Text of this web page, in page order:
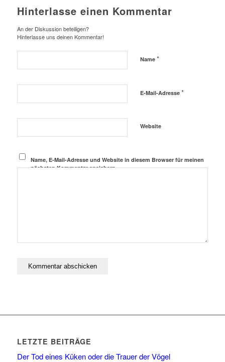
Hinterlasse einen Kommentar
An der Diskussion beteiligen?
Hinterlasse uns deinen Kommentar!
Name *
E-Mail-Adresse *
Website
Name, E-Mail-Adresse und Website in diesem Browser für meinen
nächsten Kommentar speichern.
LETZTE BEITRÄGE
Der Tod eines Küken oder die Trauer der Vögel